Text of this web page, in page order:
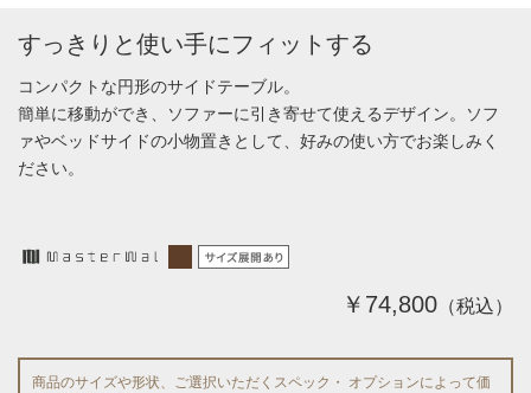
すっきりと使い手にフィットする
コンパクトな円形のサイドテーブル。
簡単に移動ができ、ソファーに引き寄せて使えるデザイン。ソフ
ァやベッドサイドの小物置きとして、好みの使い方でお楽しみく
ださい。
￥74,800 （税込）
商品のサイズや形状、ご選択いただくスペック・ オプションによって価